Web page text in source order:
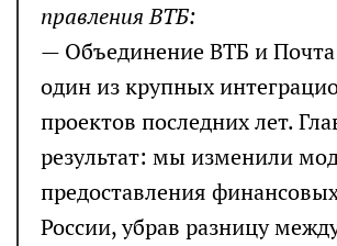
правления ВТБ:
— Объединение ВТБ и
один из крупных
проектов последних лет.
результат: мы изменили
предоставления
России, убрав разницу